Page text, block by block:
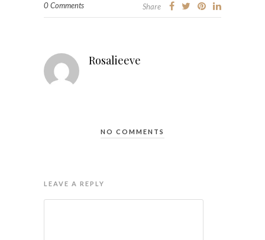
0 Comments Share
Rosalieeve
NO COMMENTS
LEAVE A REPLY